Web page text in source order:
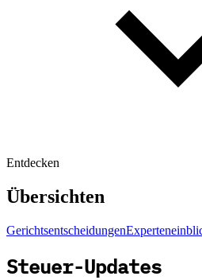
Entdecken
Übersichten
Gerichtsentscheidungen
Steuer-Updates